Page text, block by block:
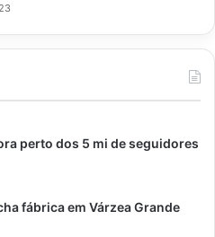
frequente, feita no início da
o solo sempre úmido.
, a floração do limoeiro
perto dos 5 mi de seguidores
fábrica em Várzea Grande